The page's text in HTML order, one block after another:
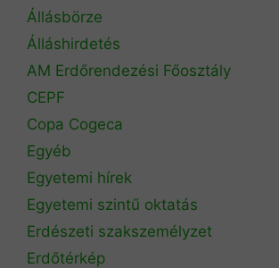
Állásbörze
Álláshirdetés
AM Erdőrendezési Főosztály
CEPF
Copa Cogeca
Egyéb
Egyetemi hírek
Egyetemi szintű oktatás
Erdészeti szakszemélyzet
Erdőtérkép